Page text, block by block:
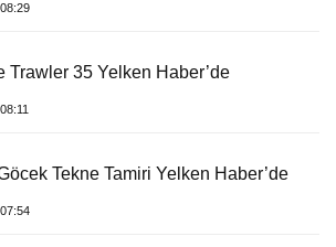
Trawler 35 Yelken Haber’de
Tekne Tamiri Yelken Haber’de